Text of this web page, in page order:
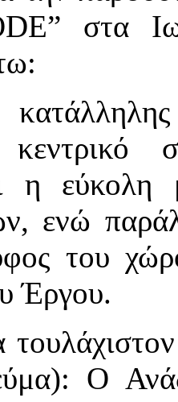
στα
η
ενώ
του χώρου
Έργου.
Ο